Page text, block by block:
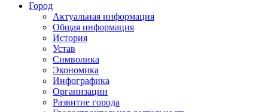
Город
Актуальная информация
Общая информация
История
Устав
Символика
Экономика
Инфографика
Организации
Развитие города